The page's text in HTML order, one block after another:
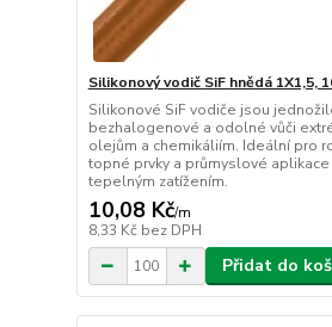
Silikonový vodič SiF hnědá 1X1,5,
Silikonové SiF vodiče jsou
bezhalogenové a odolné vůči
olejům a chemikáliím. Ideální pro
topné prvky a průmyslové aplikace
tepelným zatížením.
10,08 Kč/m
8,33 Kč bez DPH
Přidat do